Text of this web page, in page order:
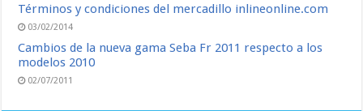
Términos y condiciones del mercadillo inlineonline.com
03/02/2014
Cambios de la nueva gama Seba Fr 2011 respecto a los
modelos 2010
02/07/2011